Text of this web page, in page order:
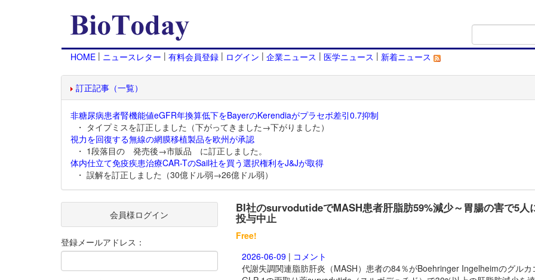
HOME | ニュースレター | 有料会員登録 | ログイン | 企業ニュース | 医学ニュース | 新着ニュース
訂正記事（一覧）
非糖尿病患者腎機能値eGFR年換算低下をBayerのKerendiaがプラセボ差引0.7抑制
・ タイプミスを訂正しました（下がってきました→下がりました）
視力を回復する無線の網膜移植製品を欧州が承認
・ 1段落目の 発売後→市販品 に訂正しました。
体内仕立て免疫疾患治療CAR-TのSail社を買う選択権利をJ&Jが取得
・ 誤解を訂正しました（30億ドル弱→26億ドル弱）
BI社のsurvodutideでMASH患者肝脂肪59%減少～胃腸の害で5人
投与中止
Free!
2026-06-09| コメント
代謝失調関連脂肪肝炎（MASH）患者の84％がBoehringer Ingelheimのグルカ
会員様ログイン
登録メールアドレス：